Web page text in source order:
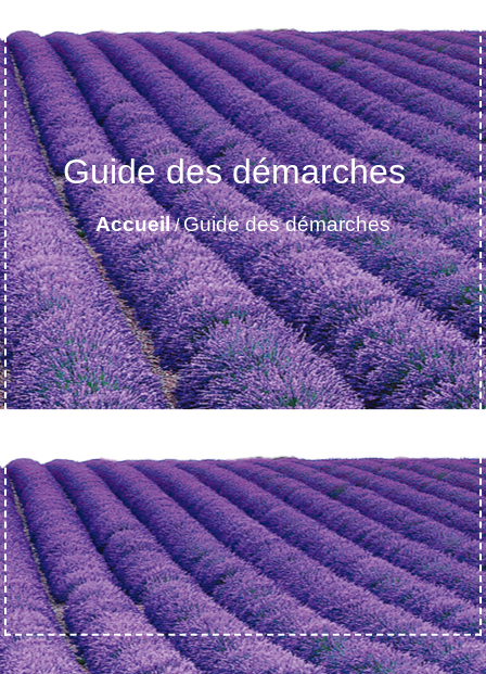
Guide des démarches
Accueil/Guide des démarches